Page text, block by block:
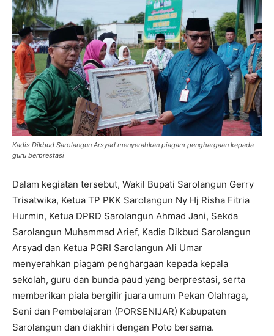
Kadis Dikbud Sarolangun Arsyad menyerahkan piagam penghargaan kepada
guru berprestasi
Dalam kegiatan tersebut, Wakil Bupati Sarolangun Gerry
Trisatwika, Ketua TP PKK Sarolangun Ny Hj Risha Fitria
Hurmin, Ketua DPRD Sarolangun Ahmad Jani, Sekda
Sarolangun Muhammad Arief, Kadis Dikbud Sarolangun
Arsyad dan Ketua PGRI Sarolangun Ali Umar
menyerahkan piagam penghargaan kepada kepala
sekolah, guru dan bunda paud yang berprestasi, serta
memberikan piala bergilir juara umum Pekan Olahraga,
Seni dan Pembelajaran (PORSENIJAR) Kabupaten
Sarolangun dan diakhiri dengan Poto bersama.